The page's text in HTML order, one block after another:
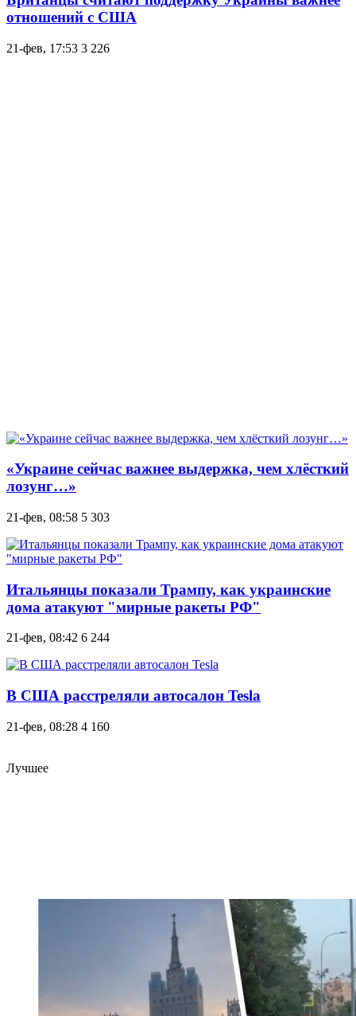
отношений с США
21-фев, 17:53 3 226
«Украине сейчас важнее выдержка, чем хлёсткий
лозунг…»
21-фев, 08:58 5 303
Итальянцы показали Трампу, как украинские
дома атакуют "мирные ракеты РФ"
21-фев, 08:42 6 244
В США расстреляли автосалон Tesla
21-фев, 08:28 4 160
Лучшее